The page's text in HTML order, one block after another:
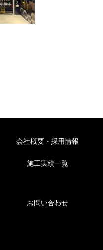
会社概要・採用情報
施工実績一覧
お問い合わせ